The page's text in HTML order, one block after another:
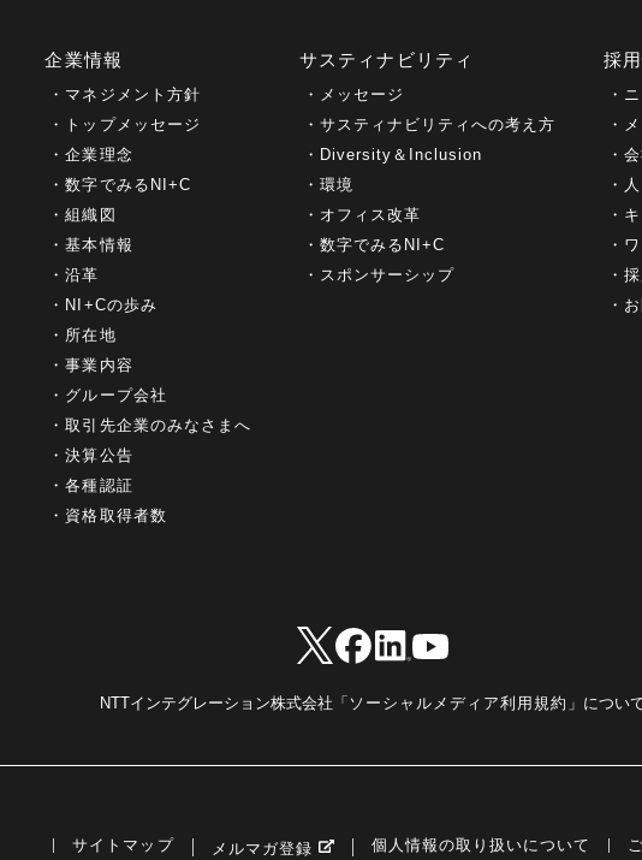
企業情報
マネジメント方針
トップメッセージ
企業理念
数字でみるNI+C
組織図
基本情報
沿革
NI+Cの歩み
所在地
事業内容
グループ会社
取引先企業のみなさまへ
決算公告
各種認証
資格取得者数
サスティナビリティ
メッセージ
サスティナビリティへの考え方
Diversity＆Inclusion
環境
オフィス改革
数字でみるNI+C
スポンサーシップ
採
NTTインテグレーション株式会社「 ソーシャルメディア利用規約 」につい
サイトマップ メルマガ登録 個人情報の取り扱いについて